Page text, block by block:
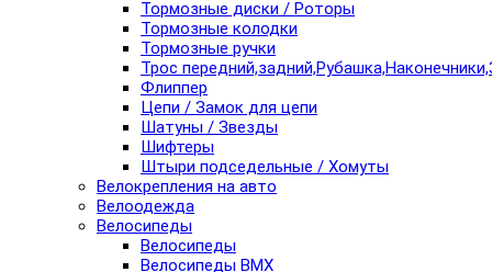
Тормозные диски / Роторы
Тормозные колодки
Тормозные ручки
Трос
Флиппер
Цепи / Замок для цепи
Шатуны / Звезды
Шифтеры
Штыри подседельные / Хомуты
Велокрепления на авто
Велоодежда
Велосипеды
Велосипеды
Велосипеды BMX